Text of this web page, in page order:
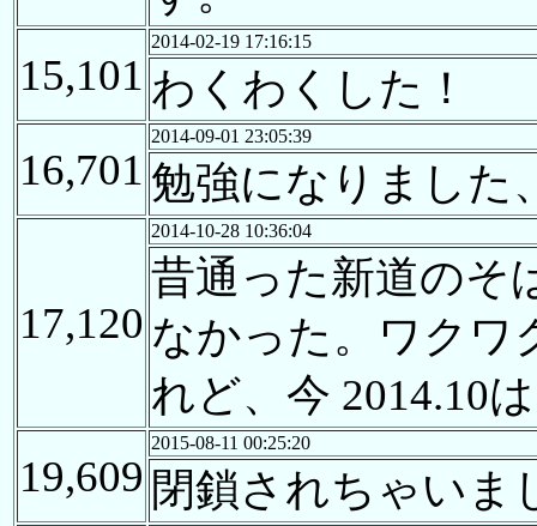
15,101
2014-02-19 17:16:15
わくわくした！
16,701
2014-09-01 23:05:39
勉強になりました
17,120
2014-10-28 10:36:04
昔通った新道のそ
なかった。ワクワ
れど、今 2014.10
19,609
2015-08-11 00:25:20
閉鎖されちゃいま